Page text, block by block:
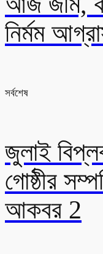
নির্মম
সর্বশেষ
জুলাই
গোষ্ঠীর
আকবর 2